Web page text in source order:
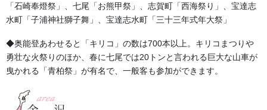
又はハイエスター/ポリエステル
H25-15 半襦袢（下衣）袖ブロード/胴-晒
H25-14 緋袴 テトロンポプリン
「石崎奉燈祭」、七尾「お熊甲祭」、志賀町「西海祭り」、宝達志
水町「子浦神社獅子舞」、宝達志水町「三十三年式年大祭」
◆奥能登あわせると「キリコ」の数は700本以上。キリコまつりや
勇壮な火祭りのほか、春に七尾では20トンと言われる巨大な山車が
曳かれる「青柏祭」が有名で、一般客も参加ができます。